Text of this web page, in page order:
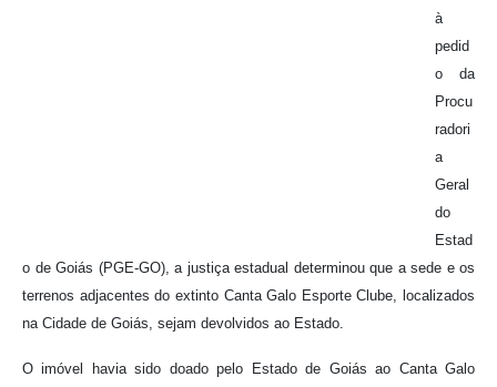
à
pedid
o da
Procu
radori
a
Geral
do
Estad
o de Goiás (PGE-GO), a justiça estadual determinou que a sede e os
terrenos adjacentes do extinto Canta Galo Esporte Clube, localizados
na Cidade de Goiás, sejam devolvidos ao Estado.
O imóvel havia sido doado pelo Estado de Goiás ao Canta Galo